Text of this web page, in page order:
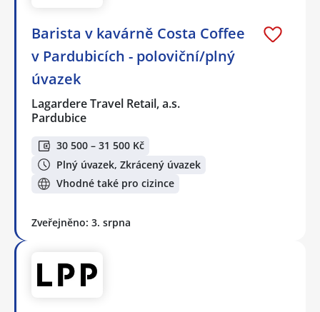
Barista v kavárně Costa Coffee
v Pardubicích - poloviční/plný
úvazek
Lagardere Travel Retail, a.s.
Pardubice
30 500 – 31 500 Kč
Plný úvazek, Zkrácený úvazek
Vhodné také pro cizince
Zveřejněno: 3. srpna